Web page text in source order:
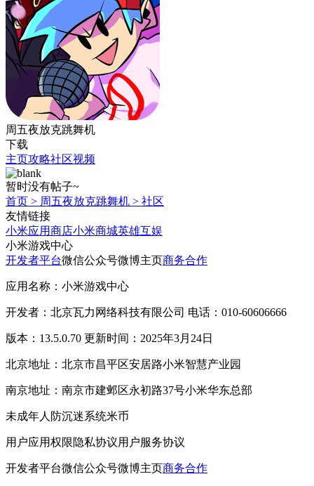
周五夜放克跳舞机
下载
主页攻略社区视频
暂时没有帖子~
首页 > 周五夜放克跳舞机 > 社区
友情链接
小米应用商店小米商城英雄互娱
小米游戏中心
开发者平台微信公众号微博主页商务合作
应用名称：小米游戏中心
开发者：北京瓦力网络科技有限公司 电话：010-60606666
版本：13.5.0.70 更新时间：2025年3月24日
北京地址：北京市昌平区安居路小米智慧产业园
南京地址：南京市建邺区永初路37号小米华东总部
未成年人防沉迷系统米币
用户应用权限隐私协议用户服务协议
开发者平台微信公众号微博主页商务合作